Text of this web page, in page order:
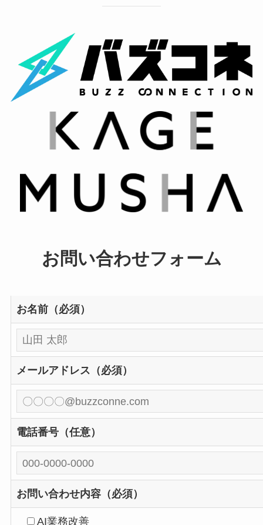
お問い合わせフォーム
お名前（必須）
メールアドレス（必須）
電話番号（任意）
お問い合わせ内容（必須）
AI業務改善